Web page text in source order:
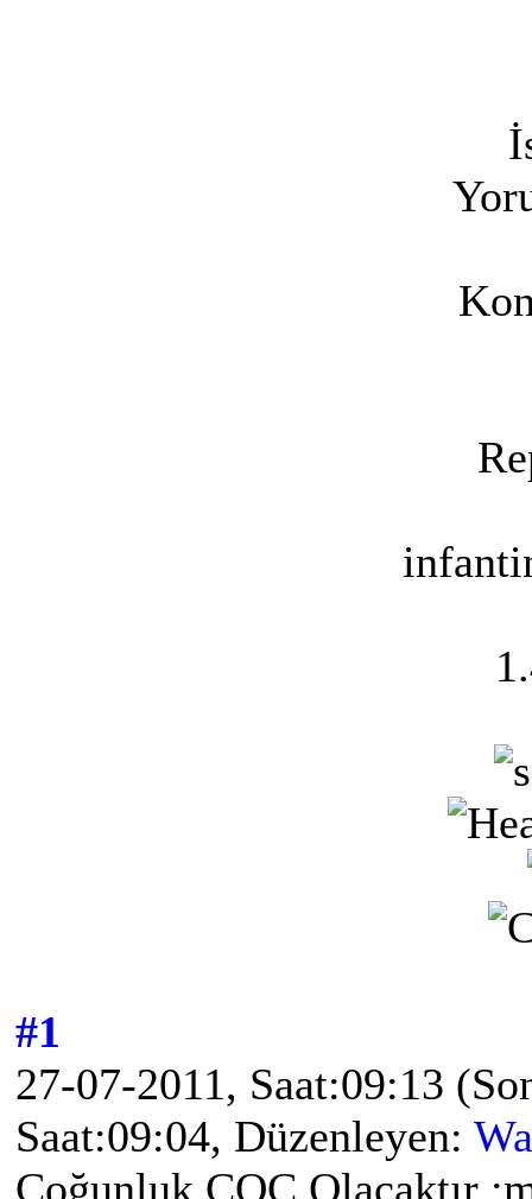
#1
27-07-2011, Saat:09:13
Saat:09:04, Düzenleyen:
Çoğunluk CQC Olacaktır